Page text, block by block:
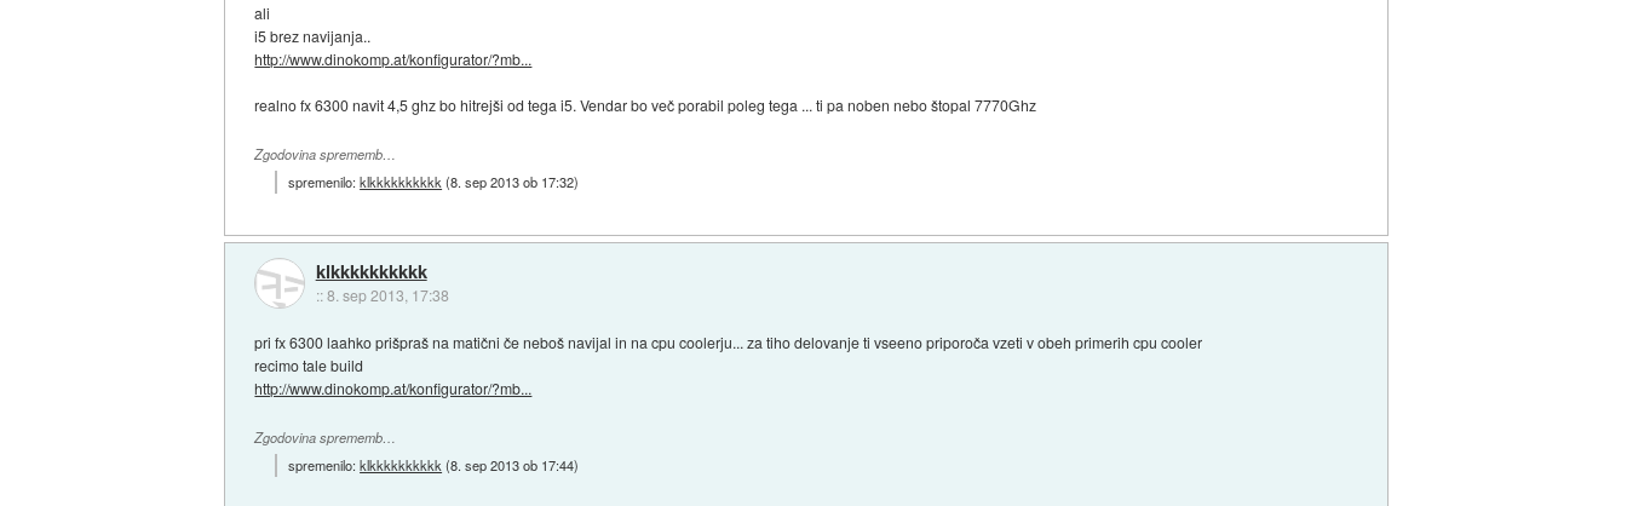
ali
i5 brez navijanja..
http://www.dinokomp.at/konfigurator/?mb...
realno fx 6300 navit 4,5 ghz bo hitrejši od tega i5. Vendar bo več porabil poleg tega ... ti pa noben nebo štopal 7770Ghz
Zgodovina sprememb…
spremenilo:klkkkkkkkkkk(8. sep 2013 ob 17:32)
klkkkkkkkkkk
::8. sep 2013, 17:38
pri fx 6300 laahko prišpraš na matični če neboš navijal in na cpu coolerju... za tiho delovanje ti vseeno priporoča vzeti v obeh primerih cpu cooler
recimo tale build
http://www.dinokomp.at/konfigurator/?mb...
Zgodovina sprememb…
spremenilo:klkkkkkkkkkk (8. sep 2013 ob 17:44)